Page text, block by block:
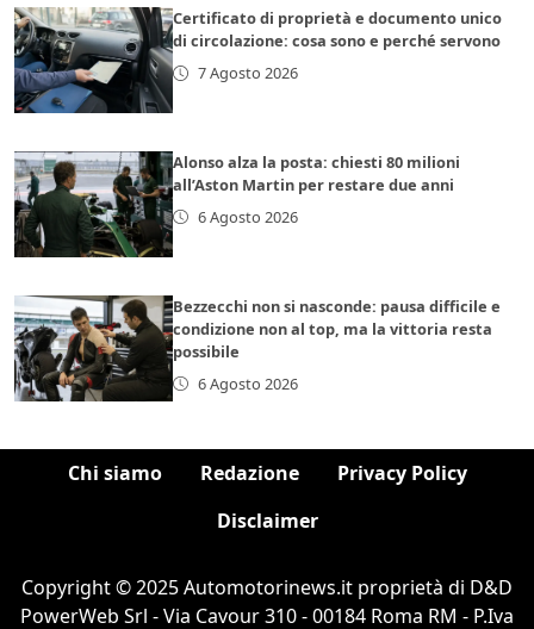
Certificato di proprietà e documento unico
di circolazione: cosa sono e perché servono
7 Agosto 2026
Alonso alza la posta: chiesti 80 milioni
all’Aston Martin per restare due anni
6 Agosto 2026
Bezzecchi non si nasconde: pausa difficile e
condizione non al top, ma la vittoria resta
possibile
6 Agosto 2026
Chi siamo Redazione
Privacy Policy
Disclaimer
Copyright © 2025 Automotorinews.it proprietà di D&D
PowerWeb Srl - Via Cavour 310 - 00184 Roma RM - P.Iva